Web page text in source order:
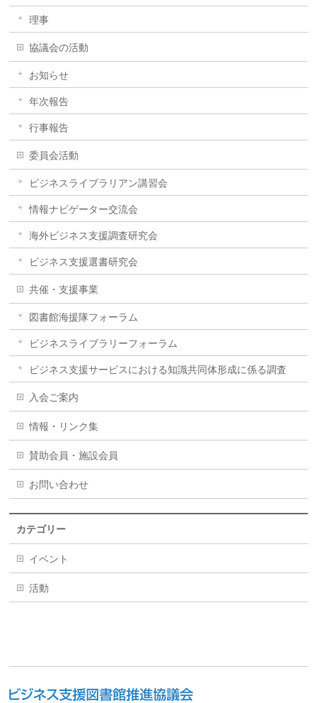
理事
協議会の活動
お知らせ
年次報告
行事報告
委員会活動
ビジネスライブラリアン講習会
情報ナビゲーター交流会
海外ビジネス支援調査研究会
ビジネス支援選書研究会
共催・支援事業
図書館海援隊フォーラム
ビジネスライブラリーフォーラム
ビジネス支援サービスにおける知識共同体形成に係る調査
入会ご案内
情報・リンク集
賛助会員・施設会員
お問い合わせ
カテゴリー
イベント
活動